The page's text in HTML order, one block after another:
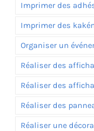
Imprimer des
Imprimer des
Organiser un
Réaliser des
Réaliser des
Réaliser des
Réaliser une